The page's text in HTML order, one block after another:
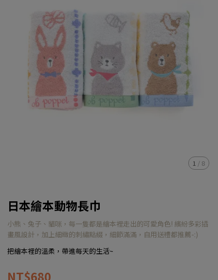
1 / 8
日本繪本動物長巾
小熊、兔子、貓咪，每一隻都是繪本裡走出的可愛角色! 繽紛多彩插
畫風設計，加上細緻的刺繡點綴，細節滿滿，自用送禮都推薦-:)
把繪本裡的溫柔，帶進每天的生活~
NT$680